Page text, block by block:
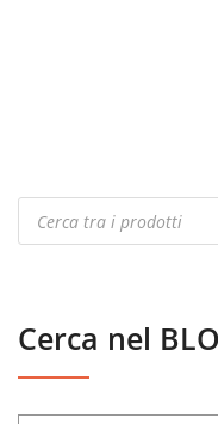
Products
search
Cerca nel